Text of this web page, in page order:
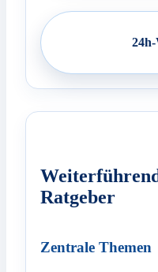
24h-
Ratgeber
Zentrale Themen